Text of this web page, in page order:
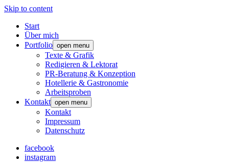
Skip to content
Start
Über mich
Portfolio open menu
Texte & Grafik
Redigieren & Lektorat
PR-Beratung & Konzeption
Hotellerie & Gastronomie
Arbeitsproben
Kontakt open menu
Kontakt
Impressum
Datenschutz
facebook
instagram